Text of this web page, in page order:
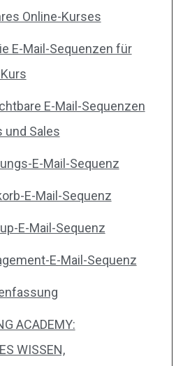
Online-Kurses
E-Mail-Sequenzen für
E-Mail-Sequenzen
und Sales
E-Mail-Sequenz
E-Mail-Sequenz
E-Mail-Sequenz
E-Mail-Sequenz
ACADEMY:
WISSEN,